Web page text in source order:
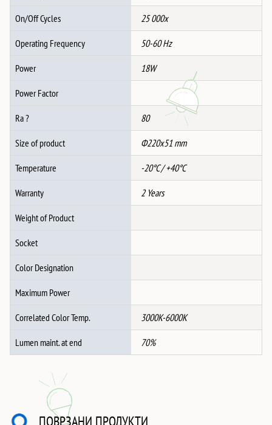
On/Off Cycles 25 000x
Operating Frequency 50-60 Hz
Power 18W
Power Factor
Ra ? 80
Size of product Ф220х51 mm
Temperature -20°C / +40°C
Warranty 2 Years
Weight of Product
Socket
Color Designation
Maximum Power
Correlated Color Temp. 3000K-6000K
Lumen maint. at end 70%
ПОВРЗАНИ ПРОДУКТИ